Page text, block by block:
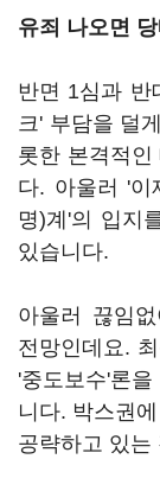
유죄 나오면
반면 1심과 반
크' 부담을 덜
롯한 본격적인
다. 아울러 '이
명)계'의 입지
있습니다.
아울러 끊임
전망인데요.
'중도보수'론
니다. 박스권
공략하고 있는